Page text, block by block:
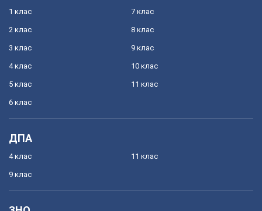
1 клас
2 клас
3 клас
4 клас
5 клас
6 клас
7 клас
8 клас
9 клас
10 клас
11 клас
ДПА
4 клас
9 клас
11 клас